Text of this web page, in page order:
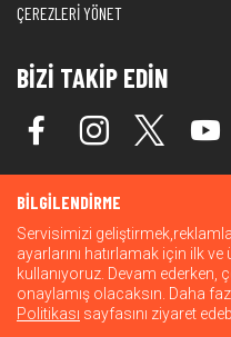
ÇEREZLERİ YÖNET
BİZİ TAKİP EDİN
© 2026 Warner Bros. Discovery,
hakları saklıdır.
BİLGİLENDİRME
Servisimizi
ayarlarını hatırlamak için ilk
kullanıyoruz. Devam ederken,
onaylamış olacaksın. Daha
Politikası sayfasını ziyaret